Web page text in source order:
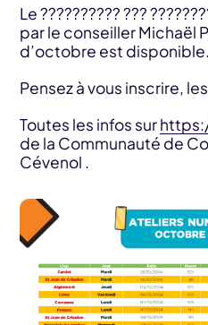
Le ?????????? ???
par le conseiller Michaël
d’octobre est disponible.
Pensez à vous inscrire,
Toutes les infos sur
de la Communauté de
Cévenol .